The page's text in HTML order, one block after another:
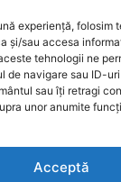
experiență, folosim
și/sau accesa
tehnologii ne
de navigare sau ID-
sau îți retragi
unor anumite
Acceptă